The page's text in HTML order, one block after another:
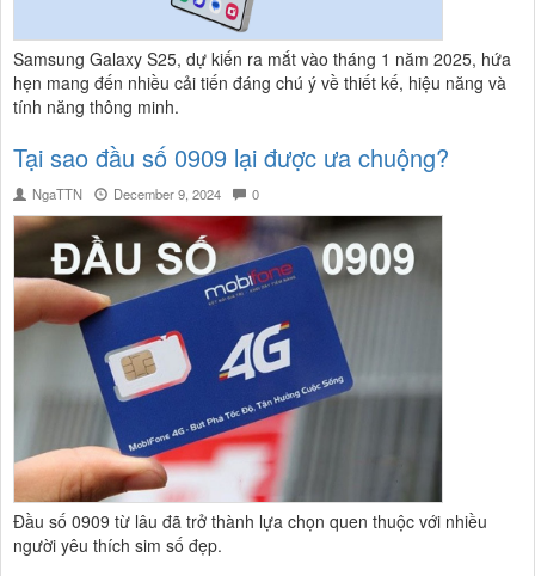
Samsung Galaxy S25, dự kiến ra mắt vào tháng 1 năm 2025, hứa
hẹn mang đến nhiều cải tiến đáng chú ý về thiết kế, hiệu năng và
tính năng thông minh.
Tại sao đầu số 0909 lại được ưa chuộng?
NgaTTN December 9, 2024 0
Đầu số 0909 từ lâu đã trở thành lựa chọn quen thuộc với nhiều
người yêu thích sim số đẹp.